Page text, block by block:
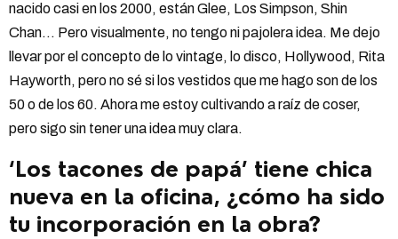
nacido casi en los 2000, están Glee, Los Simpson, Shin
Chan… Pero visualmente, no tengo ni pajolera idea. Me dejo
llevar por el concepto de lo vintage, lo disco, Hollywood, Rita
Hayworth, pero no sé si los vestidos que me hago son de los
50 o de los 60. Ahora me estoy cultivando a raíz de coser,
pero sigo sin tener una idea muy clara.
‘Los tacones de papá’ tiene chica
nueva en la oficina, ¿cómo ha sido
tu incorporación en la obra?